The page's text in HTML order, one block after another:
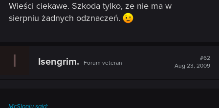
Wieści ciekawe. Szkoda tylko, ze nie ma w
sierpniu żadnych odznaczeń.
I Isengrim. Forum veteran
#62
Aug 23, 2009